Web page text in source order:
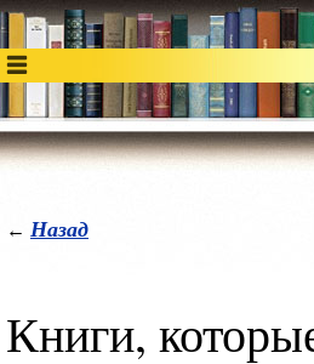
← Назад
Книги,